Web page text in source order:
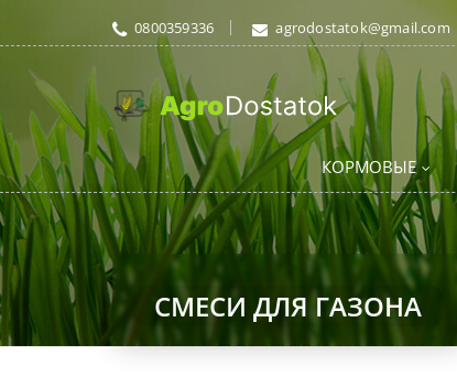
0800359336 agrodostatok@gmail.com
КОРМОВЫЕ
СМЕСИ ДЛЯ ГАЗОНА